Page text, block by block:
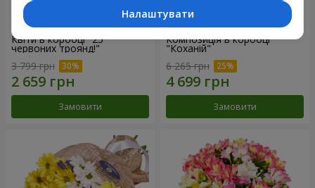
Квіти в коробці "25
червоних троянд!"
3 799 грн
Замовити
Композиція в коробці
"Коханій"
6 265 грн
Замовити
Налаштувати